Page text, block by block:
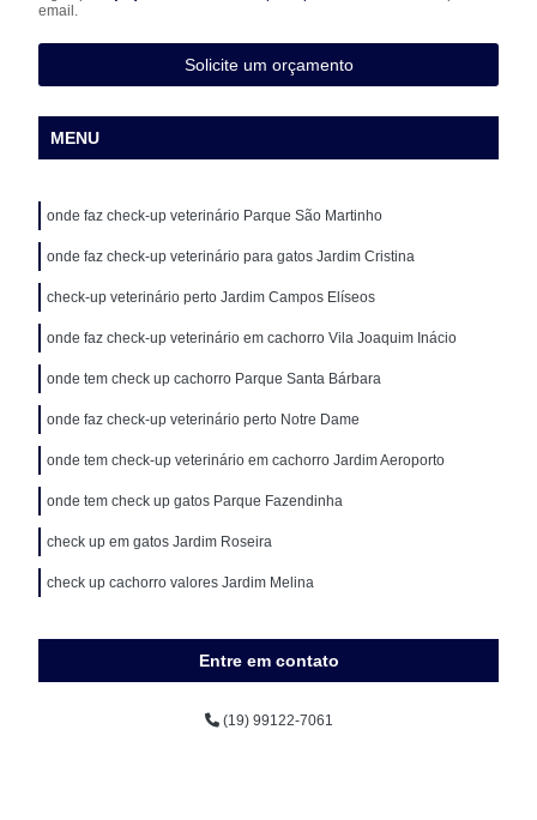
email.
Solicite um orçamento
MENU
onde faz check-up veterinário Parque São Martinho
onde faz check-up veterinário para gatos Jardim Cristina
check-up veterinário perto Jardim Campos Elíseos
onde faz check-up veterinário em cachorro Vila Joaquim Inácio
onde tem check up cachorro Parque Santa Bárbara
onde faz check-up veterinário perto Notre Dame
onde tem check-up veterinário em cachorro Jardim Aeroporto
onde tem check up gatos Parque Fazendinha
check up em gatos Jardim Roseira
check up cachorro valores Jardim Melina
Entre em contato
(19) 99122-7061